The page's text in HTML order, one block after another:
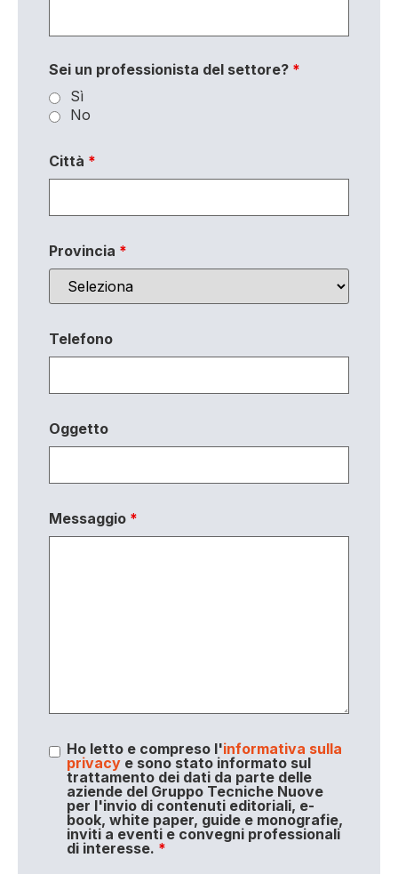
Sei un professionista del settore? *
Sì
No
Città *
Provincia *
Telefono
Oggetto
Messaggio *
Ho letto e compreso l'informativa sulla
privacye sono stato informato sul
trattamento dei dati da parte delle
aziende del Gruppo Tecniche Nuove
per l'invio di contenuti editoriali, e-
book, white paper, guide e monografie,
inviti a eventi e convegni professionali
di interesse. *